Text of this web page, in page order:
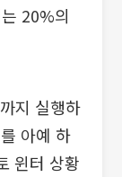
20%의
지 실행하
아예 하
윈터 상황